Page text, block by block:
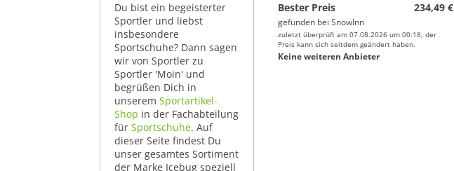
Du bist ein begeisterter
Sportler und liebst
insbesondere
Sportschuhe? Dann sagen
wir von Sportler zu
Sportler 'Moin' und
begrüßen Dich in
unserem Sportartikel-
Shop in der Fachabteilung
für Sportschuhe. Auf
dieser Seite findest Du
unser gesamtes Sortiment
der Marke Icebug speziell
Bester Preis
234,49 €
gefunden bei SnowInn
zuletzt überprüft am 07.08.2026 um 00:18; der
Preis kann sich seitdem geändert haben.
Keine weiteren Anbieter